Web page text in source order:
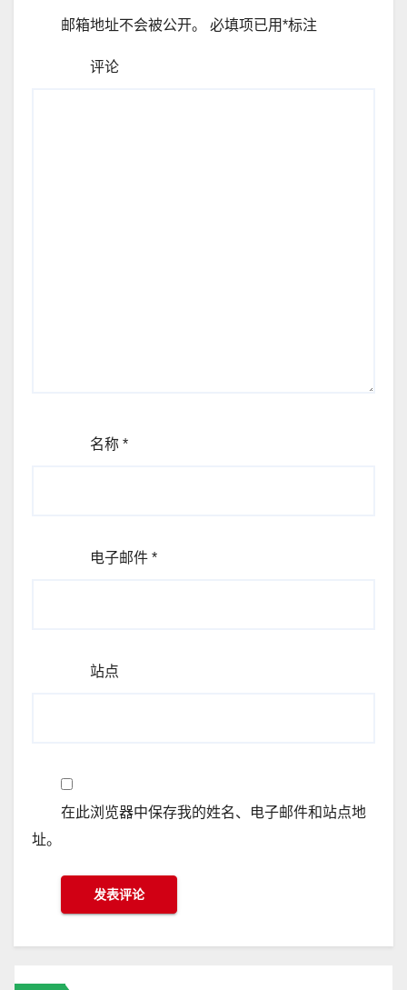
邮箱地址不会被公开。 必填项已用*标注
评论
名称 *
电子邮件 *
站点
在此浏览器中保存我的姓名、电子邮件和站点地
址。